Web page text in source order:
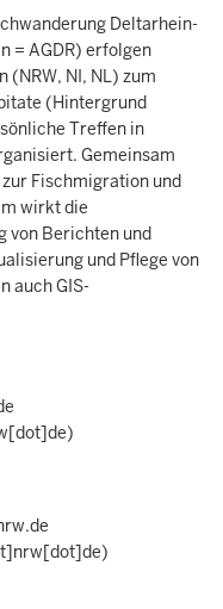
Deltarhein-
= AGDR) erfolgen
NI, NL) zum
(Hintergrund
Treffen in
Gemeinsam
Fischmigration und
wirkt die
von Berichten und
und Pflege von
auch GIS-